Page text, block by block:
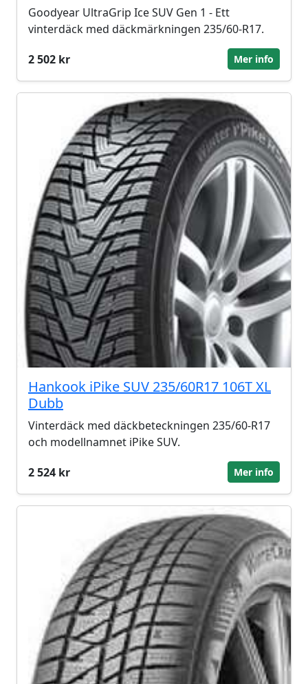
Goodyear UltraGrip Ice SUV Gen 1 - Ett
vinterdäck med däckmärkningen 235/60-R17.
2 502 kr
Mer info
Hankook iPike SUV 235/60R17 106T XL
Dubb
Vinterdäck med däckbeteckningen 235/60-R17
och modellnamnet iPike SUV.
2 524 kr
Mer info